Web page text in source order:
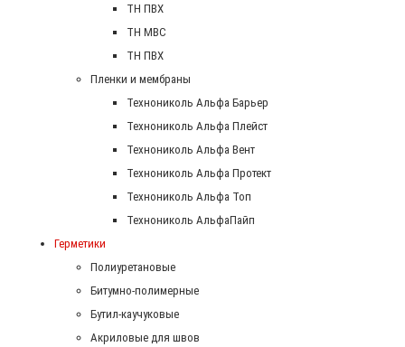
TH ПВХ
ТН МВС
ТН ПВХ
Пленки и мембраны
Технониколь Альфа Барьер
Технониколь Альфа Плейст
Технониколь Альфа Вент
Технониколь Альфа Протект
Технониколь Альфа Топ
Технониколь АльфаПайп
Герметики
Полиуретановые
Битумно-полимерные
Бутил-каучуковые
Акриловые для швов